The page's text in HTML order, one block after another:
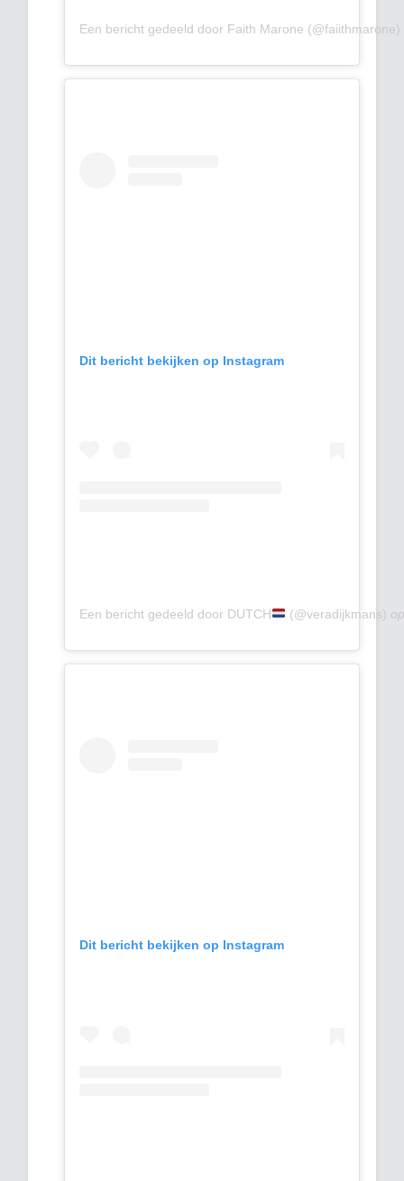
Een bericht gedeeld door Faith Marone (@faiithmarone)
Dit bericht bekijken op Instagram
Een bericht gedeeld door DUTCH (@veradijkmans)
Dit bericht bekijken op Instagram